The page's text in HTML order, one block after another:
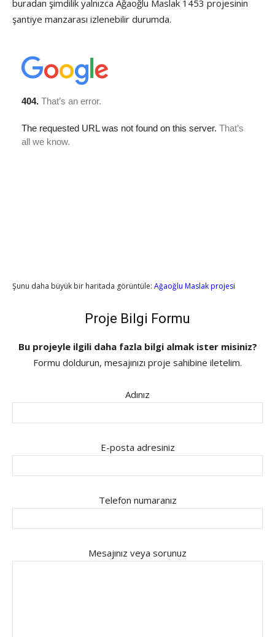
buradan şimdilik yalnızca Ağaoğlu Maslak 1453 projesinin
şantiye manzarası izlenebilir durumda.
Şunu daha büyük bir haritada görüntüle: Ağaoğlu Maslak projesi
Proje Bilgi Formu
Bu projeyle ilgili daha fazla bilgi almak ister misiniz?
Formu doldurun, mesajınızı proje sahibine iletelim.
Adınız
E-posta adresiniz
Telefon numaranız
Mesajınız veya sorunuz